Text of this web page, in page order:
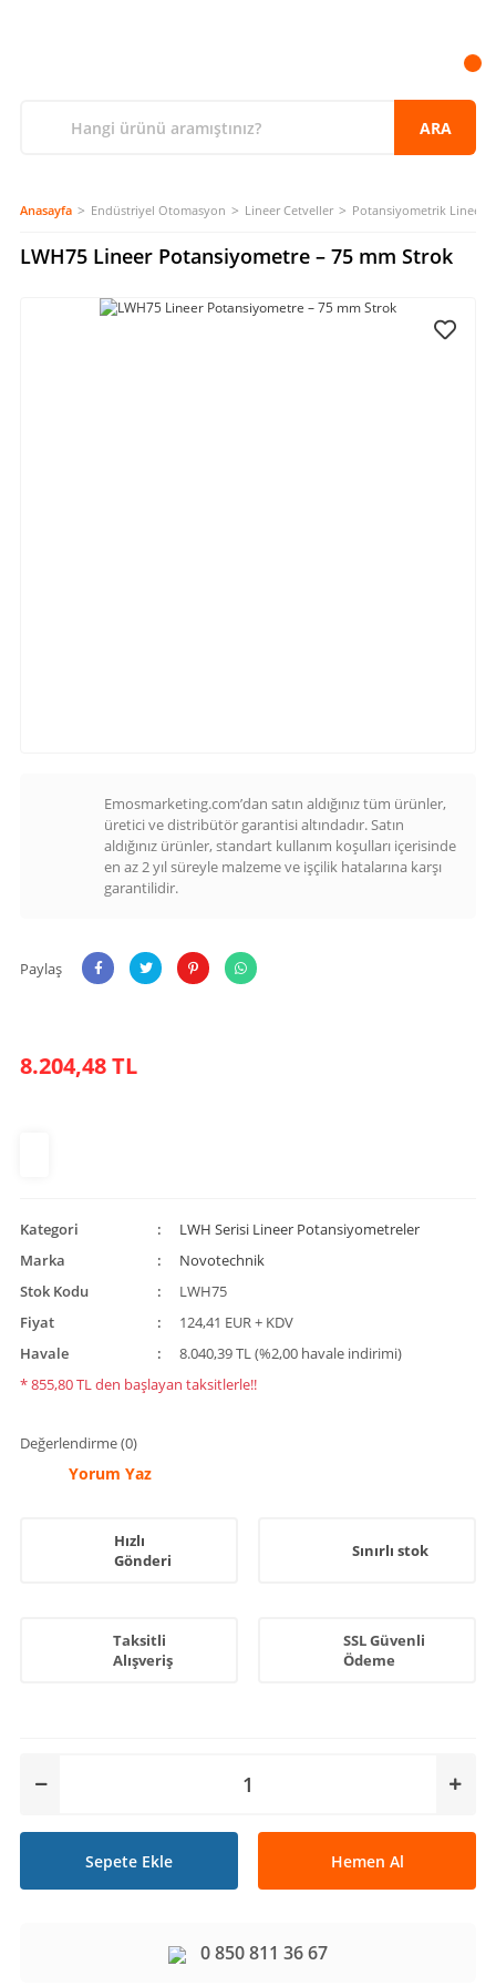
ARA
Anasayfa Endüstriyel Otomasyon Lineer Cetveller Potansiyometrik Lineer
LWH75 Lineer Potansiyometre – 75 mm Strok
Emosmarketing.com’dan satın aldığınız tüm ürünler,
üretici ve distribütör garantisi altındadır. Satın
aldığınız ürünler, standart kullanım koşulları içerisinde
en az 2 yıl süreyle malzeme ve işçilik hatalarına karşı
garantilidir.
Paylaş
8.204,48 TL
Kategori
LWH Serisi Lineer Potansiyometreler
Marka
Novotechnik
Stok Kodu
LWH75
Fiyat
124,41 EUR + KDV
Havale
8.040,39 TL (%2,00 havale indirimi)
* 855,80 TL den başlayan taksitlerle!!
Değerlendirme (0)
Yorum Yaz
Hızlı
Gönderi
Sınırlı stok
Taksitli
Alışveriş
SSL Güvenli
Ödeme
Sepete Ekle Hemen Al
0 850 811 36 67